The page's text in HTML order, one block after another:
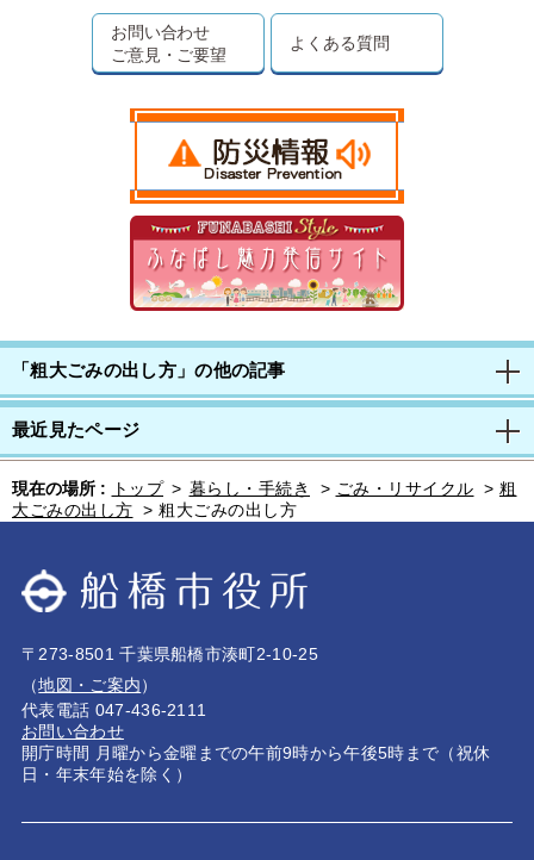
お問い合わせ
ご意見・ご要望
よくある質問
「粗大ごみの出し方」の他の記事
最近見たページ
現在の場所 : トップ > 暮らし・手続き > ごみ・リサイクル > 粗
大ごみの出し方 > 粗大ごみの出し方
〒273-8501 千葉県船橋市湊町2-10-25
（地図・ご案内）
代表電話 047-436-2111
お問い合わせ
開庁時間 月曜から金曜までの午前9時から午後5時まで（祝休
日・年末年始を除く）